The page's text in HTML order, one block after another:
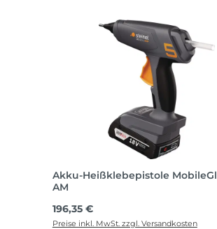
Akku-Heißklebepistole
AM
Regulärer Preis:
196,35 €
Preise inkl. MwSt. zzgl. Versandkosten